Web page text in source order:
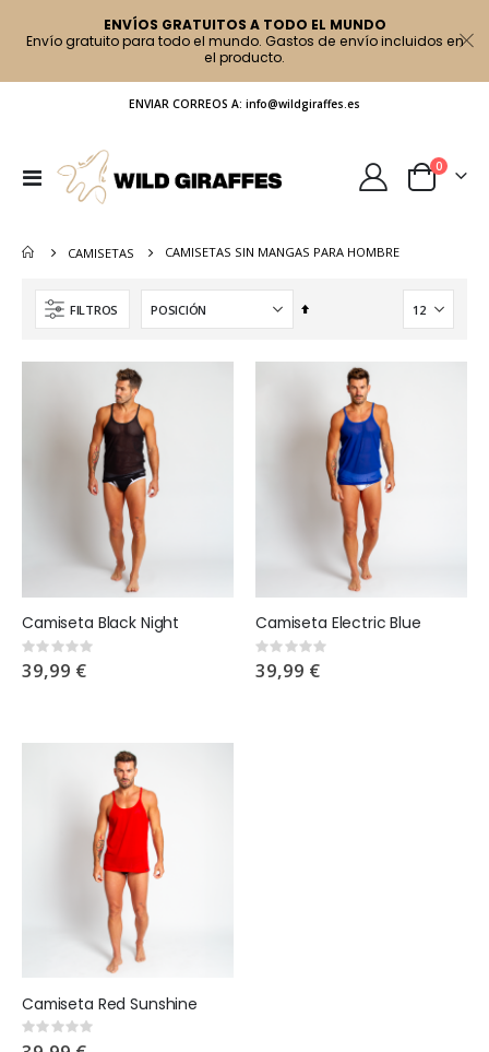
ENVÍOS GRATUITOS A TODO EL MUNDO
Envío gratuito para todo el mundo. Gastos de envío incluidos en
el producto.
ENVIAR CORREOS A: info@wildgiraffes.es
Toggle
Nav
Cart
0artículos
CAMISETAS CAMISETAS SIN MANGAS PARA HOMBRE
FILTROS
Fijar
Camiseta Black Night
Rating:
0%
39,99 €
Camiseta Electric Blue
Rating:
0%
39,99 €
Camiseta Red Sunshine
Rating:
0%